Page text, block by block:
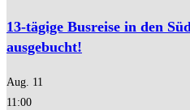
13-tägige Busreise in den
ausgebucht!
Aug. 11
11:00